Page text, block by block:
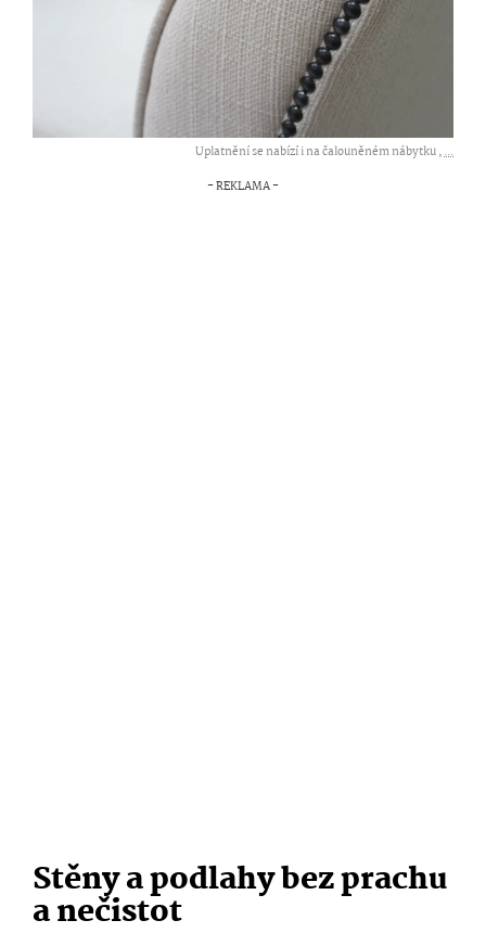
Uplatnění se nabízí i na čalouněném nábytku ,...
Stěny a podlahy bez prachu
a nečistot